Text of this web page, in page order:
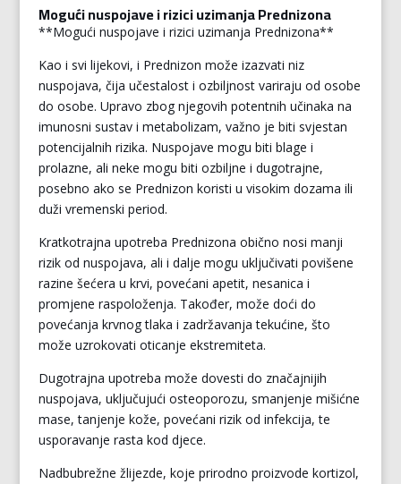
Mogući nuspojave i rizici uzimanja Prednizona
**Mogući nuspojave i rizici uzimanja Prednizona**
Kao i svi lijekovi, i Prednizon može izazvati niz
nuspojava, čija učestalost i ozbiljnost variraju od osobe
do osobe. Upravo zbog njegovih potentnih učinaka na
imunosni sustav i metabolizam, važno je biti svjestan
potencijalnih rizika. Nuspojave mogu biti blage i
prolazne, ali neke mogu biti ozbiljne i dugotrajne,
posebno ako se Prednizon koristi u visokim dozama ili
duži vremenski period.
Kratkotrajna upotreba Prednizona obično nosi manji
rizik od nuspojava, ali i dalje mogu uključivati povišene
razine šećera u krvi, povećani apetit, nesanica i
promjene raspoloženja. Također, može doći do
povećanja krvnog tlaka i zadržavanja tekućine, što
može uzrokovati oticanje ekstremiteta.
Dugotrajna upotreba može dovesti do značajnijih
nuspojava, uključujući osteoporozu, smanjenje mišićne
mase, tanjenje kože, povećani rizik od infekcija, te
usporavanje rasta kod djece.
Nadbubrežne žlijezde, koje prirodno proizvode kortizol,